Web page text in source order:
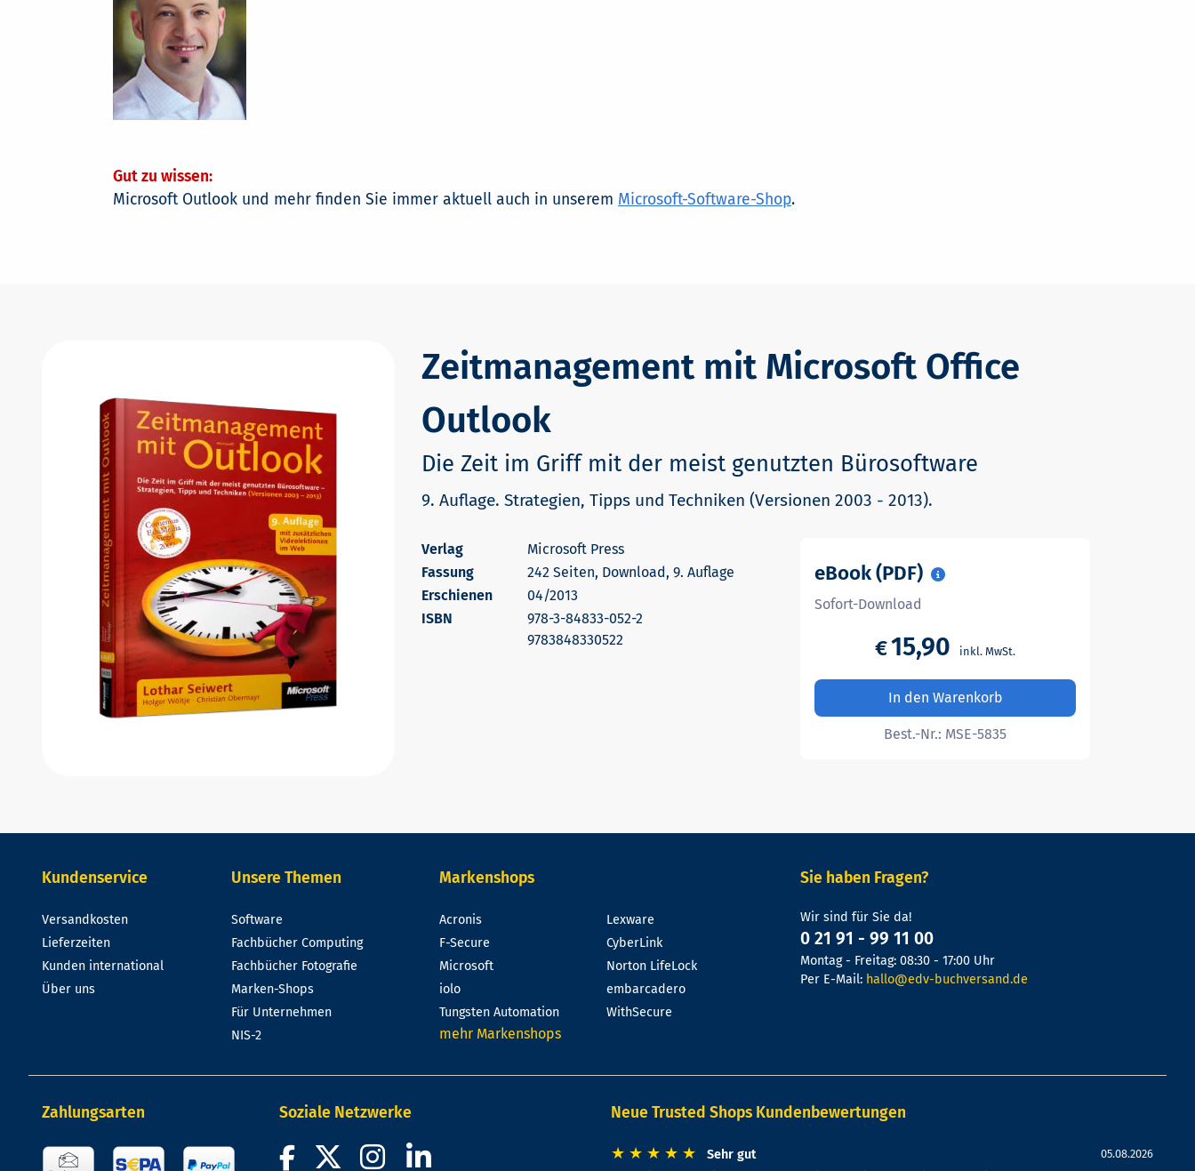
Gut zu wissen:
Microsoft Outlook und mehr finden Sie immer aktuell auch in unserem Microsoft-Software-Shop.
Zeitmanagement mit Microsoft Office
Outlook
Die Zeit im Griff mit der meist genutzten Bürosoftware
9. Auflage. Strategien, Tipps und Techniken (Versionen 2003 - 2013).
Microsoft Press
242 Seiten, Download, 9. Auflage
Erschienen
04/2013
978-3-84833-052-2
9783848330522
eBook (PDF)
Sofort-Download
€15,90
In den Warenkorb
Best.-Nr.: MSE-5835
Kundenservice
Versandkosten
Lieferzeiten
Kunden international
Über uns
Unsere Themen
Software
Fachbücher Computing
Fachbücher Fotografie
Marken-Shops
Für Unternehmen
NIS-2
Markenshops
Acronis
F-Secure
Microsoft
iolo
Tungsten Automation
Lexware
CyberLink
Norton LifeLock
embarcadero
WithSecure
mehr Markenshops
Sie haben Fragen?
Wir sind für Sie da!
0 21 91 - 99 11 00
Montag - Freitag: 08:30 - 17:00 Uhr
Per E-Mail: hallo@edv-buchversand.de
Zahlungsarten Soziale Netzwerke Neue Trusted Shops Kundenbewertungen
★ ★ ★ ★ ★ Sehr gut 05.08.2026